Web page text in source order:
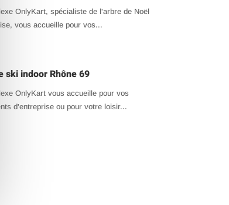
OnlyKart, spécialiste de l'arbre de Noël
vous accueille pour vos...
ski indoor Rhône 69
OnlyKart vous accueille pour vos
d'entreprise ou pour votre loisir...